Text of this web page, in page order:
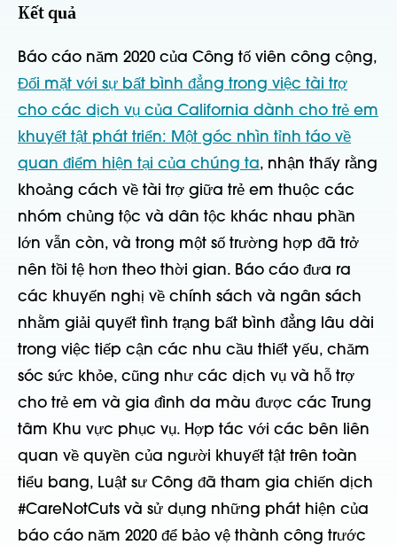
Kết quả
Báo cáo năm 2020 của Công tố viên công cộng,
Đối mặt với sự bất bình đẳng trong việc tài trợ
cho các dịch vụ của California dành cho trẻ em
khuyết tật phát triển: Một góc nhìn tỉnh táo về
quan điểm hiện tại của chúng ta, nhận thấy rằng
khoảng cách về tài trợ giữa trẻ em thuộc các
nhóm chủng tộc và dân tộc khác nhau phần
lớn vẫn còn, và trong một số trường hợp đã trở
nên tồi tệ hơn theo thời gian. Báo cáo đưa ra
các khuyến nghị về chính sách và ngân sách
nhằm giải quyết tình trạng bất bình đẳng lâu dài
trong việc tiếp cận các nhu cầu thiết yếu, chăm
sóc sức khỏe, cũng như các dịch vụ và hỗ trợ
cho trẻ em và gia đình da màu được các Trung
tâm Khu vực phục vụ. Hợp tác với các bên liên
quan về quyền của người khuyết tật trên toàn
tiểu bang, Luật sư Công đã tham gia chiến dịch
#CareNotCuts và sử dụng những phát hiện của
báo cáo năm 2020 để bảo vệ thành công trước